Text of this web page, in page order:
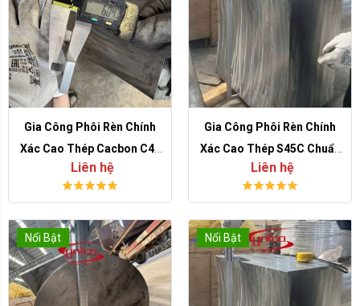
Gia Công Phôi Rèn Chính
Xác Cao Thép Cacbon C45
theo bản vẽ cho cơ khí chế
tạo
Liên hệ
Gia Công Phôi Rèn Chính
Xác Cao Thép S45C Chuẩn
Kỹ Thuật, Tăng Độ Bền Chi
Tiết
Liên hệ
Nổi Bật Nổi Bật